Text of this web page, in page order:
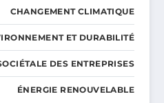
CHANGEMENT CLIMATIQUE
ET DURABILITÉ
DES ENTREPRISES
ÉNERGIE RENOUVELABLE